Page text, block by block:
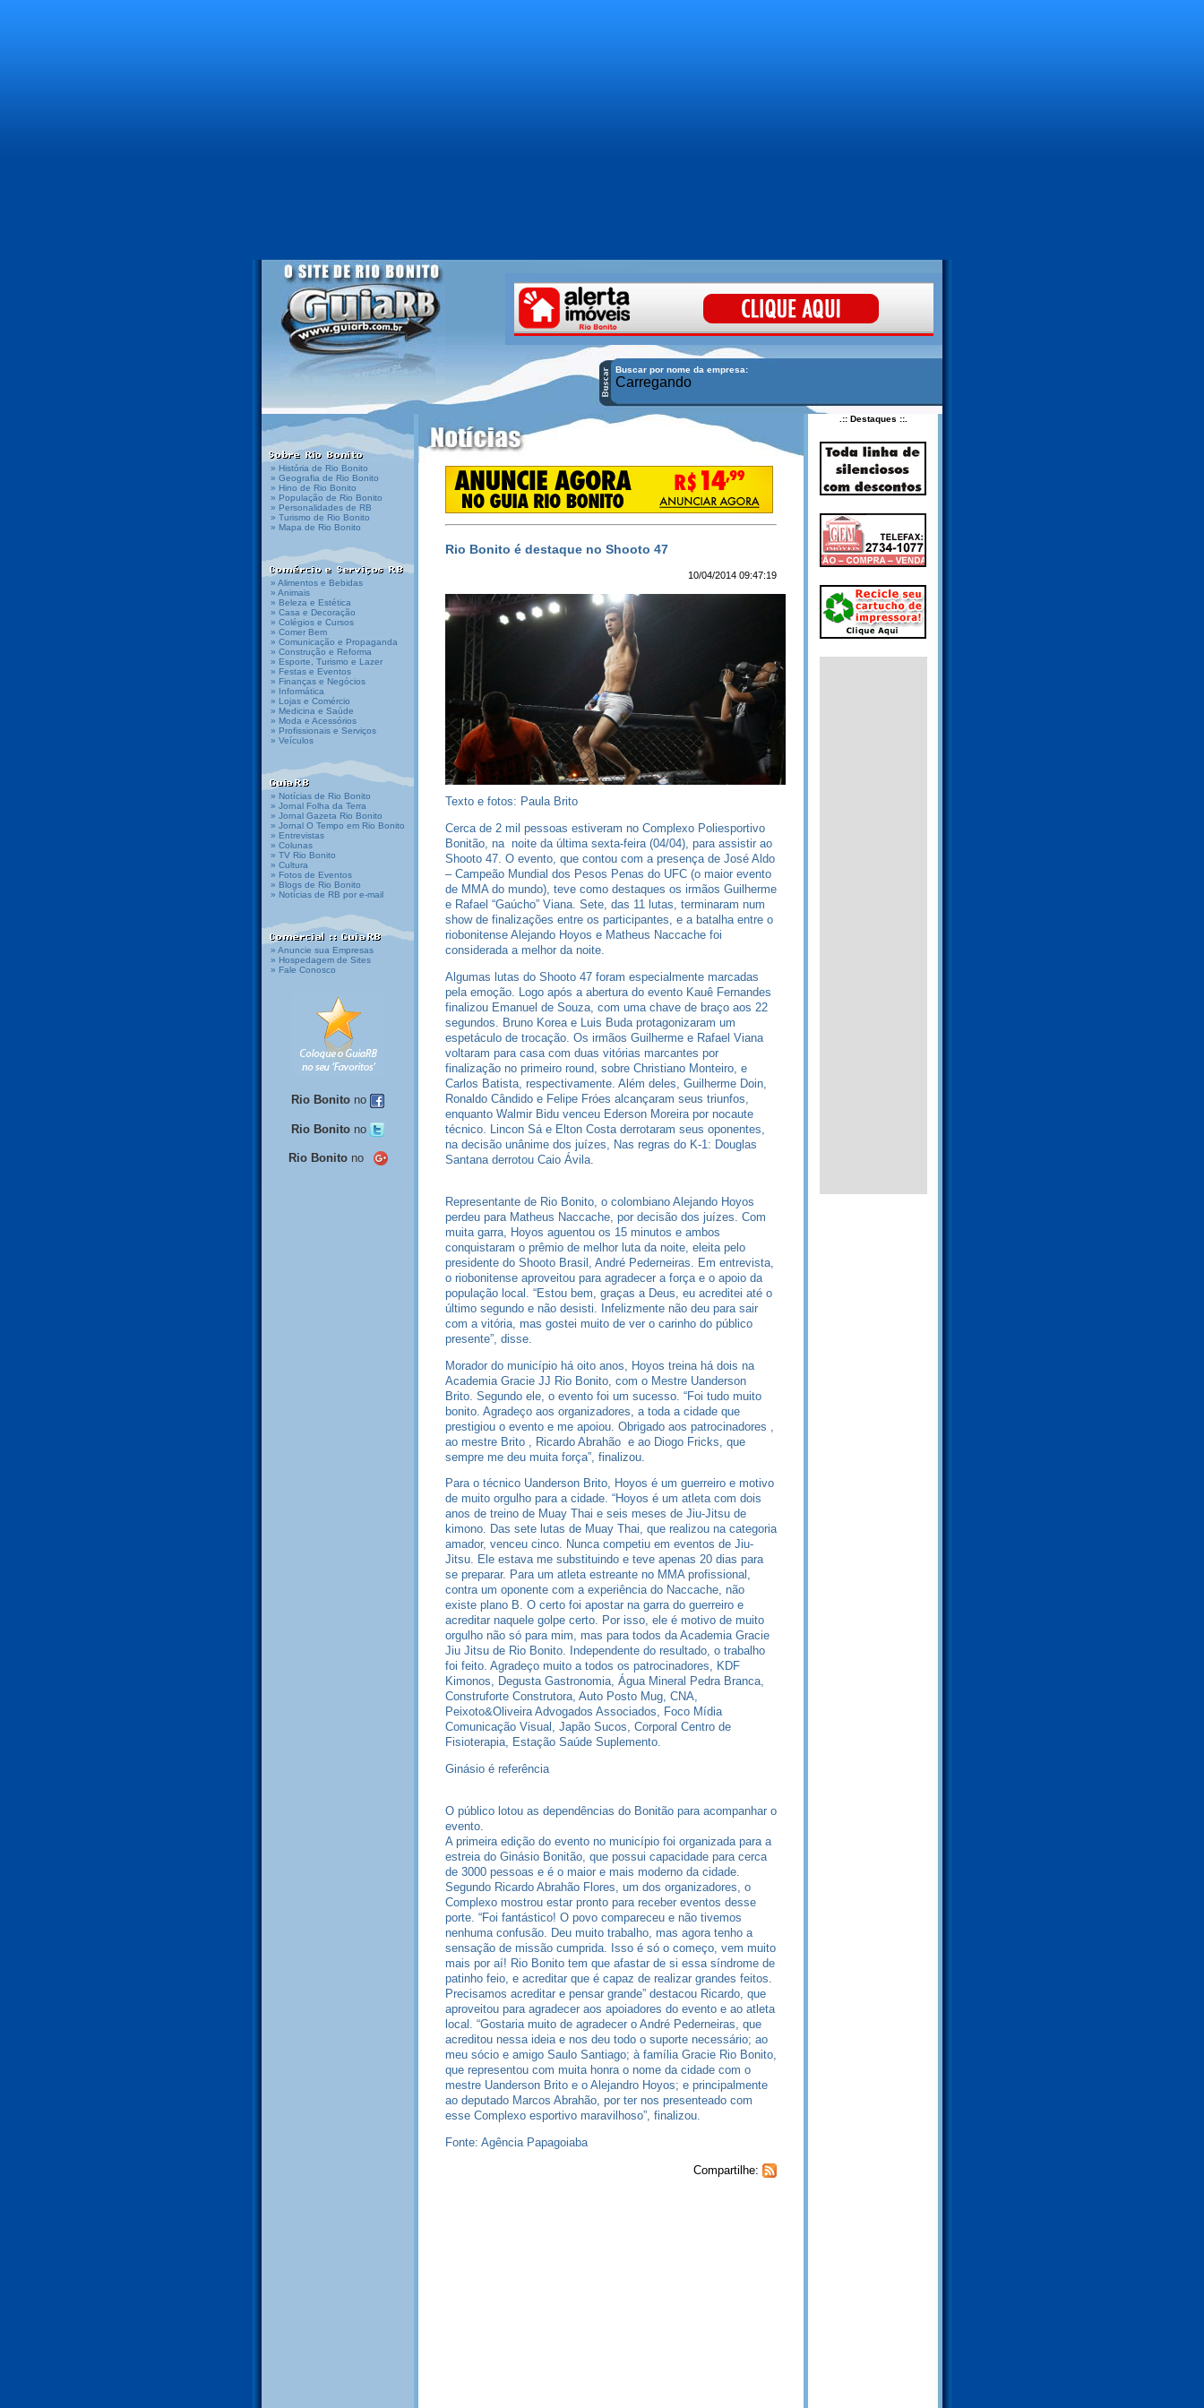
Buscar por nome da empresa:
Carregando
» História de Rio Bonito
» Geografia de Rio Bonito
» Hino de Rio Bonito
» População de Rio Bonito
» Personalidades de RB
» Turismo de Rio Bonito
» Mapa de Rio Bonito
» Alimentos e Bebidas
» Animais
» Beleza e Estética
» Casa e Decoração
» Colégios e Cursos
» Comer Bem
» Comunicação e Propaganda
» Construção e Reforma
» Esporte, Turismo e Lazer
» Festas e Eventos
» Finanças e Negócios
» Informática
» Lojas e Comércio
» Medicina e Saúde
» Moda e Acessórios
» Profissionais e Serviços
» Veículos
» Notícias de Rio Bonito
» Jornal Folha da Terra
» Jornal Gazeta Rio Bonito
» Jornal O Tempo em Rio Bonito
» Entrevistas
» Colunas
» TV Rio Bonito
» Cultura
» Fotos de Eventos
» Blogs de Rio Bonito
» Notícias de RB por e-mail
» Anuncie sua Empresas
» Hospedagem de Sites
» Fale Conosco
Rio Bonito no
Rio Bonito no
Rio Bonito no
Rio Bonito é destaque no Shooto 47
10/04/2014 09:47:19
Texto e fotos: Paula Brito
Cerca de 2 mil pessoas estiveram no Complexo Poliesportivo
Bonitão, na noite da última sexta-feira (04/04), para assistir ao
Shooto 47. O evento, que contou com a presença de José Aldo
– Campeão Mundial dos Pesos Penas do UFC (o maior evento
de MMA do mundo), teve como destaques os irmãos Guilherme
e Rafael “Gaúcho” Viana. Sete, das 11 lutas, terminaram num
show de finalizações entre os participantes, e a batalha entre o
riobonitense Alejando Hoyos e Matheus Naccache foi
considerada a melhor da noite.
Algumas lutas do Shooto 47 foram especialmente marcadas
pela emoção. Logo após a abertura do evento Kauê Fernandes
finalizou Emanuel de Souza, com uma chave de braço aos 22
segundos. Bruno Korea e Luis Buda protagonizaram um
espetáculo de trocação. Os irmãos Guilherme e Rafael Viana
voltaram para casa com duas vitórias marcantes por
finalização no primeiro round, sobre Christiano Monteiro, e
Carlos Batista, respectivamente. Além deles, Guilherme Doin,
Ronaldo Cândido e Felipe Fróes alcançaram seus triunfos,
enquanto Walmir Bidu venceu Ederson Moreira por nocaute
técnico. Lincon Sá e Elton Costa derrotaram seus oponentes,
na decisão unânime dos juízes, Nas regras do K-1: Douglas
Santana derrotou Caio Ávila.
Representante de Rio Bonito, o colombiano Alejando Hoyos
perdeu para Matheus Naccache, por decisão dos juízes. Com
muita garra, Hoyos aguentou os 15 minutos e ambos
conquistaram o prêmio de melhor luta da noite, eleita pelo
presidente do Shooto Brasil, André Pederneiras. Em entrevista,
o riobonitense aproveitou para agradecer a força e o apoio da
população local. “Estou bem, graças a Deus, eu acreditei até o
último segundo e não desisti. Infelizmente não deu para sair
com a vitória, mas gostei muito de ver o carinho do público
presente”, disse.
Morador do município há oito anos, Hoyos treina há dois na
Academia Gracie JJ Rio Bonito, com o Mestre Uanderson
Brito. Segundo ele, o evento foi um sucesso. “Foi tudo muito
bonito. Agradeço aos organizadores, a toda a cidade que
prestigiou o evento e me apoiou. Obrigado aos patrocinadores ,
ao mestre Brito , Ricardo Abrahão e ao Diogo Fricks, que
sempre me deu muita força”, finalizou.
Para o técnico Uanderson Brito, Hoyos é um guerreiro e motivo
de muito orgulho para a cidade. “Hoyos é um atleta com dois
anos de treino de Muay Thai e seis meses de Jiu-Jitsu de
kimono. Das sete lutas de Muay Thai, que realizou na categoria
amador, venceu cinco. Nunca competiu em eventos de Jiu-
Jitsu. Ele estava me substituindo e teve apenas 20 dias para
se preparar. Para um atleta estreante no MMA profissional,
contra um oponente com a experiência do Naccache, não
existe plano B. O certo foi apostar na garra do guerreiro e
acreditar naquele golpe certo. Por isso, ele é motivo de muito
orgulho não só para mim, mas para todos da Academia Gracie
Jiu Jitsu de Rio Bonito. Independente do resultado, o trabalho
foi feito. Agradeço muito a todos os patrocinadores, KDF
Kimonos, Degusta Gastronomia, Água Mineral Pedra Branca,
Construforte Construtora, Auto Posto Mug, CNA,
Peixoto&Oliveira Advogados Associados, Foco Mídia
Comunicação Visual, Japão Sucos, Corporal Centro de
Fisioterapia, Estação Saúde Suplemento.
Ginásio é referência
O público lotou as dependências do Bonitão para acompanhar o
evento.
A primeira edição do evento no município foi organizada para a
estreia do Ginásio Bonitão, que possui capacidade para cerca
de 3000 pessoas e é o maior e mais moderno da cidade.
Segundo Ricardo Abrahão Flores, um dos organizadores, o
Complexo mostrou estar pronto para receber eventos desse
porte. “Foi fantástico! O povo compareceu e não tivemos
nenhuma confusão. Deu muito trabalho, mas agora tenho a
sensação de missão cumprida. Isso é só o começo, vem muito
mais por aí! Rio Bonito tem que afastar de si essa síndrome de
patinho feio, e acreditar que é capaz de realizar grandes feitos.
Precisamos acreditar e pensar grande” destacou Ricardo, que
aproveitou para agradecer aos apoiadores do evento e ao atleta
local. “Gostaria muito de agradecer o André Pederneiras, que
acreditou nessa ideia e nos deu todo o suporte necessário; ao
meu sócio e amigo Saulo Santiago; à família Gracie Rio Bonito,
que representou com muita honra o nome da cidade com o
mestre Uanderson Brito e o Alejandro Hoyos; e principalmente
ao deputado Marcos Abrahão, por ter nos presenteado com
esse Complexo esportivo maravilhoso”, finalizou.
Fonte: Agência Papagoiaba
Compartilhe:
.:: Destaques ::.